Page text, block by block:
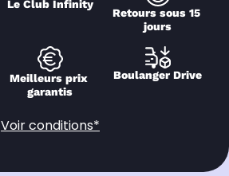
Le Club Infinity
Retours sous 15
jours
Meilleurs prix
garantis
Boulanger Drive
Voir conditions*